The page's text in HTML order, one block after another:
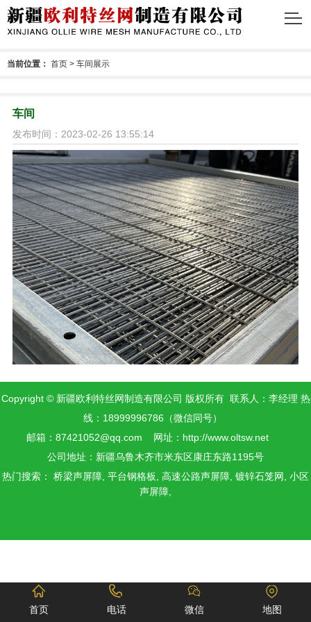
当前位置： 首页 > 车间展示
车间
发布时间：2023-02-26 13:55:14
Copyright © 新疆欧利特丝网制造有限公司 版权所有 联系人：李经理 热
线：18999996786（微信同号）
邮箱：87421052@qq.com 网址： http://www.oltsw.net
公司地址：新疆乌鲁木齐市米东区康庄东路1195号
热门搜索：
桥梁声屏障, 平台钢格板, 高速公路声屏障, 镀锌石笼网,
小区
声屏障,
首页 电话 微信 地图